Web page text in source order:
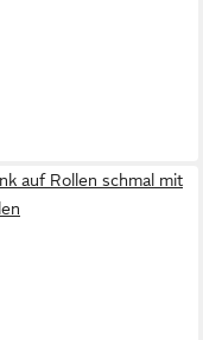
auf Rollen schmal mit